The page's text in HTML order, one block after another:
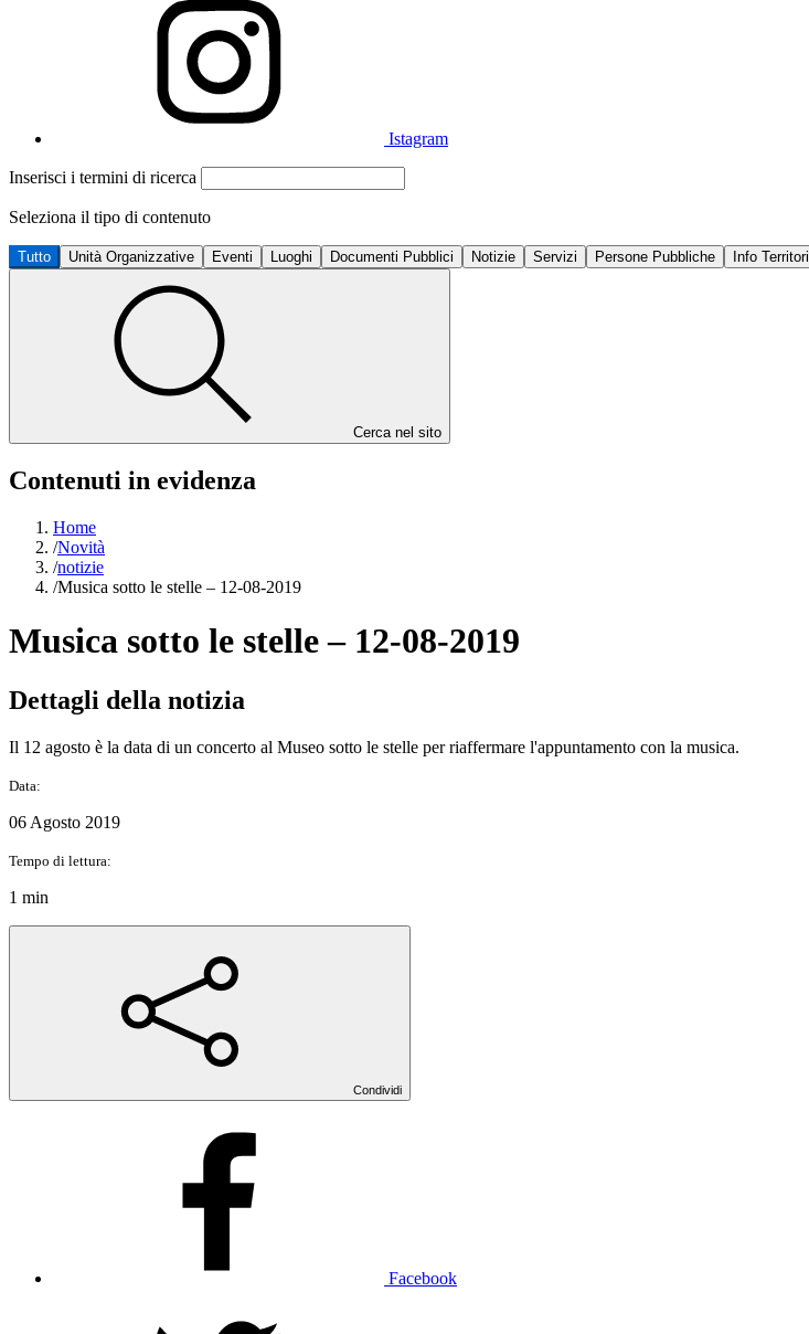
Istagram
Inserisci i termini di ricerca
Seleziona il tipo di contenuto
Tutto Unità Organizzative Eventi Luoghi Documenti Pubblici Notizie Servizi Persone Pubbliche Info Territori
Cerca nel sito
Contenuti in evidenza
Home
/Novità
/notizie
/Musica sotto le stelle – 12-08-2019
Musica sotto le stelle – 12-08-2019
Dettagli della notizia
Il 12 agosto è la data di un concerto al Museo sotto le stelle per riaffermare l'appuntamento con la musica.
Data:
06 Agosto 2019
Tempo di lettura:
1 min
Condividi
Facebook